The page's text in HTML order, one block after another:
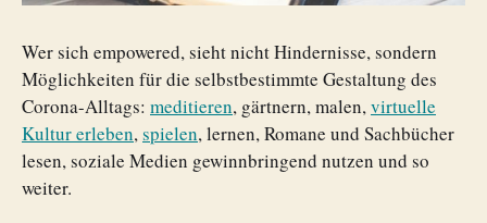
Wer sich empowered, sieht nicht Hindernisse, sondern
Möglichkeiten für die selbstbestimmte Gestaltung des
Corona-Alltags: meditieren, gärtnern, malen,virtuelle
Kultur erleben,spielen, lernen, Romane und Sachbücher
lesen, soziale Medien gewinnbringend nutzen und so
weiter.